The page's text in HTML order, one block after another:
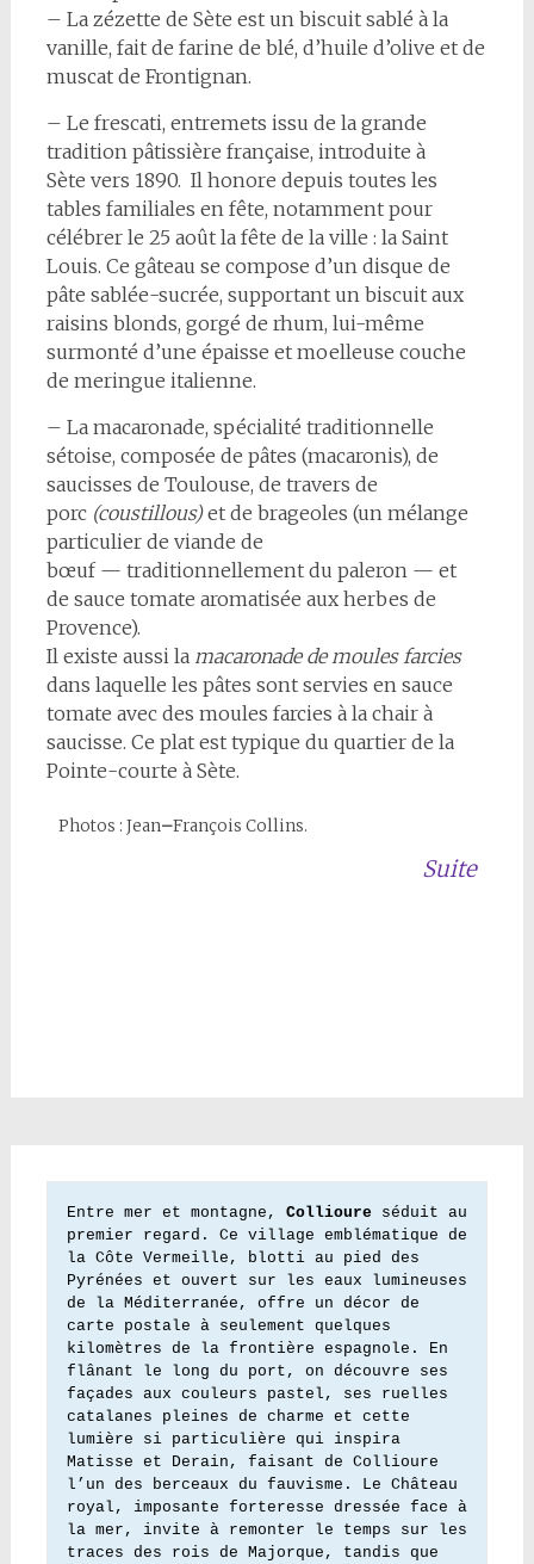
– La zézette de Sète est un biscuit sablé à la
vanille, fait de farine de blé, d’huile d’olive et de
muscat de Frontignan.
– Le frescati, entremets issu de la grande
tradition pâtissière française, introduite à
Sète vers 1890. Il honore depuis toutes les
tables familiales en fête, notamment pour
célébrer le 25 août la fête de la ville : la Saint
Louis. Ce gâteau se compose d’un disque de
pâte sablée-sucrée, supportant un biscuit aux
raisins blonds, gorgé de rhum, lui-même
surmonté d’une épaisse et moelleuse couche
de meringue italienne.
– La macaronade, spécialité traditionnelle
sétoise, composée de pâtes (macaronis), de
saucisses de Toulouse, de travers de
porc (coustillous)et de brageoles (un mélange
particulier de viande de
bœuf — traditionnellement du paleron — et
de sauce tomate aromatisée aux herbes de
Provence).
Il existe aussi la macaronade de moules farcies
dans laquelle les pâtes sont servies en sauce
tomate avec des moules farcies à la chair à
saucisse. Ce plat est typique du quartier de la
Pointe-courte à Sète.
Photos : Jean–François Collins.
Suite
Entre mer et montagne, Collioure séduit au
premier regard. Ce village emblématique de
la Côte Vermeille, blotti au pied des
Pyrénées et ouvert sur les eaux lumineuses
de la Méditerranée, offre un décor de
carte postale à seulement quelques
kilomètres de la frontière espagnole. En
flânant le long du port, on découvre ses
façades aux couleurs pastel, ses ruelles
catalanes pleines de charme et cette
lumière si particulière qui inspira
Matisse et Derain, faisant de Collioure
l’un des berceaux du fauvisme. Le Château
royal, imposante forteresse dressée face à
la mer, invite à remonter le temps sur les
traces des rois de Majorque, tandis que